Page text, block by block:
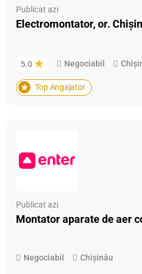
Publicat azi
Electromontator, or.
5.0 Negociabil
Top Angajator
Publicat azi
Montator aparate de aer
Negociabil Chișinău